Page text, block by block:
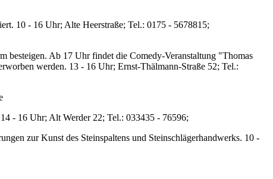
10 - 16 Uhr; Alte Heerstraße; Tel.: 0175 - 5678815;
besteigen. Ab 17 Uhr findet die Comedy-Veranstaltung "Thomas
werden. 13 - 16 Uhr; Ernst-Thälmann-Straße 52; Tel.:
- 16 Uhr; Alt Werder 22; Tel.: 033435 - 76596;
zur Kunst des Steinspaltens und Steinschlägerhandwerks. 10 -